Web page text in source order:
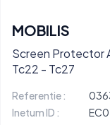
MOBILIS
Screen Protector
Tc22 - Tc27
Referentie :
Inetum ID :